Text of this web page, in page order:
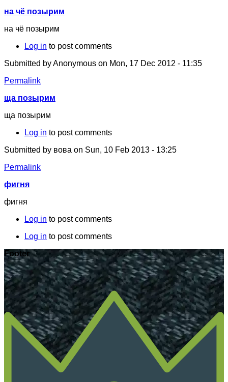
на чё позырим
на чё позырим
Log in to post comments
Submitted byAnonymous on Mon, 17 Dec 2012 - 11:35
Permalink
ща позырим
ща позырим
Log in to post comments
Submitted by вова on Sun, 10 Feb 2013 - 13:25
Permalink
фигня
фигня
Log in to post comments
Log in to post comments
Footer